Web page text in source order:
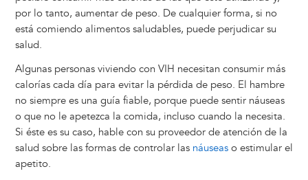
por lo tanto, aumentar de peso. De cualquier forma, si no
está comiendo alimentos saludables, puede perjudicar su
salud.
Algunas personas viviendo con VIH necesitan consumir más
calorías cada día para evitar la pérdida de peso. El hambre
no siempre es una guía fiable, porque puede sentir náuseas
o que no le apetezca la comida, incluso cuando la necesita.
Si éste es su caso, hable con su proveedor de atención de la
salud sobre las formas de controlar las náuseaso estimular el
apetito.